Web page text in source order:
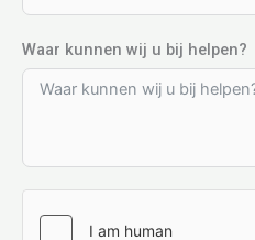
Waar kunnen wij u bij helpen?